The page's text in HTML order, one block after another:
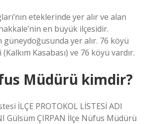
eteklerinde yer alır ve alan
en büyük ilçesidir.
yer alır. 76 köyü
Kasabası) ve 76 köyü vardır.
Müdürü kimdir?
İLÇE PROTOKOL LİSTESİ ADI
Gülsüm ÇIRPAN İlçe Nüfus Müdürü